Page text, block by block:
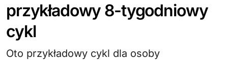
przykładowy 8-tygodniowy
cykl
Oto przykładowy cykl dla osoby